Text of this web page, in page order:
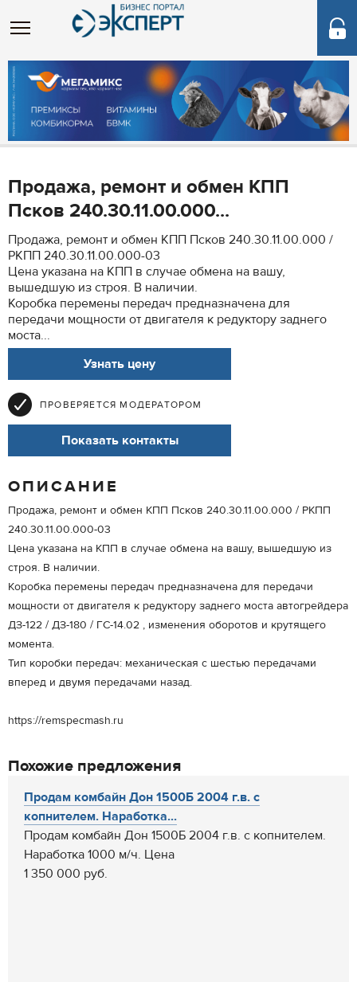
Продажа, ремонт и обмен КПП
Псков 240.30.11.00.000...
Продажа, ремонт и обмен КПП Псков 240.30.11.00.000 /
РКПП 240.30.11.00.000-03
Цена указана на КПП в случае обмена на вашу,
вышедшую из строя. В наличии.
Коробка перемены передач предназначена для
передачи мощности от двигателя к редуктору заднего
моста...
Узнать цену
ПРОВЕРЯЕТСЯ МОДЕРАТОРОМ
Показать контакты
ОПИСАНИЕ
Продажа, ремонт и обмен КПП Псков 240.30.11.00.000 / РКПП
240.30.11.00.000-03
Цена указана на КПП в случае обмена на вашу, вышедшую из
строя. В наличии.
Коробка перемены передач предназначена для передачи
мощности от двигателя к редуктору заднего моста автогрейдера
ДЗ-122 / ДЗ-180 / ГС-14.02 , изменения оборотов и крутящего
момента.
Тип коробки передач: механическая с шестью передачами
вперед и двумя передачами назад.
https://remspecmash.ru
Похожие предложения
Продам комбайн Дон 1500Б 2004 г.в. с
копнителем. Наработка...
Продам комбайн Дон 1500Б 2004 г.в. с копнителем.
Наработка 1000 м/ч. Цена
1 350 000 руб.